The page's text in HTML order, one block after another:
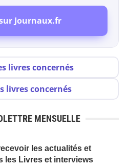
Journaux.fr
livres concernés
livres concernés
MENSUELLE
les actualités et
les Livres et interviews